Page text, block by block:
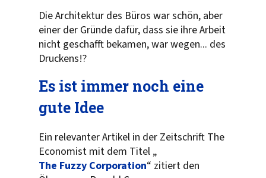
Die Architektur des Büros war schön, aber
einer der Gründe dafür, dass sie ihre Arbeit
nicht geschafft bekamen, war wegen... des
Druckens!?
Es ist immer noch eine
gute Idee
Ein relevanter Artikel in der Zeitschrift The
Economist mit dem Titel „
The Fuzzy Corporation“ zitiert den